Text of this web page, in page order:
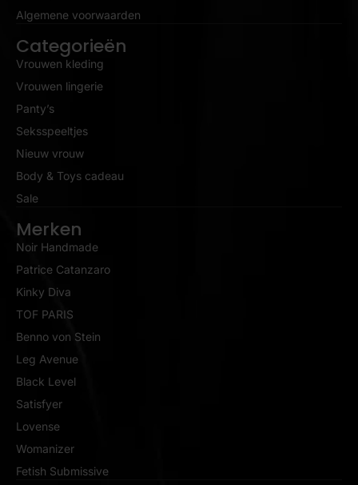
Algemene voorwaarden
Categorieën
Vrouwen kleding
Vrouwen lingerie
Panty’s
Seksspeeltjes
Nieuw vrouw
Body & Toys cadeau
Sale
Merken
Noir Handmade
Patrice Catanzaro
Kinky Diva
TOF PARIS
Benno von Stein
Leg Avenue
Black Level
Satisfyer
Lovense
Womanizer
Fetish Submissive